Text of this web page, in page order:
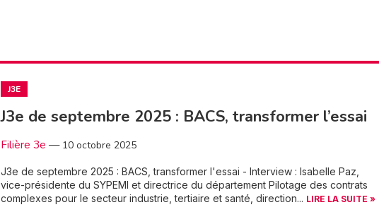
J3E
J3e de septembre 2025 : BACS, transformer l’essai
Filière 3e — 10 octobre 2025
J3e de septembre 2025 : BACS, transformer l'essai - Interview : Isabelle Paz,
vice-présidente du SYPEMI et directrice du département Pilotage des contrats
complexes pour le secteur industrie, tertiaire et santé, direction... LIRE LA SUITE »